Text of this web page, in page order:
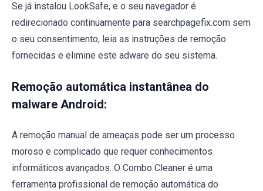
Se já instalou LookSafe, e o seu navegador é
redirecionado continuamente para searchpagefix.com sem
o seu consentimento, leia as instruções de remoção
fornecidas e elimine este adware do seu sistema.
Remoção automática instantânea do
malware Android:
A remoção manual de ameaças pode ser um processo
moroso e complicado que requer conhecimentos
informáticos avançados. O Combo Cleaner é uma
ferramenta profissional de remoção automática do